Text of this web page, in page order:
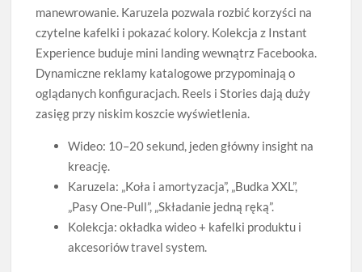
manewrowanie. Karuzela pozwala rozbić korzyści na
czytelne kafelki i pokazać kolory. Kolekcja z Instant
Experience buduje mini landing wewnątrz Facebooka.
Dynamiczne reklamy katalogowe przypominają o
oglądanych konfiguracjach. Reels i Stories dają duży
zasięg przy niskim koszcie wyświetlenia.
Wideo: 10–20 sekund, jeden główny insight na
kreację.
Karuzela: „Koła i amortyzacja”, „Budka XXL”,
„Pasy One-Pull”, „Składanie jedną ręką”.
Kolekcja: okładka wideo + kafelki produktu i
akcesoriów travel system.